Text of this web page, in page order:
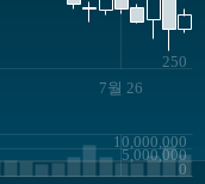
7월 26
250
0
5,000,000
10,000,000